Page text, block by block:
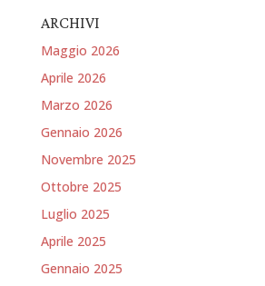
ARCHIVI
Maggio 2026
Aprile 2026
Marzo 2026
Gennaio 2026
Novembre 2025
Ottobre 2025
Luglio 2025
Aprile 2025
Gennaio 2025